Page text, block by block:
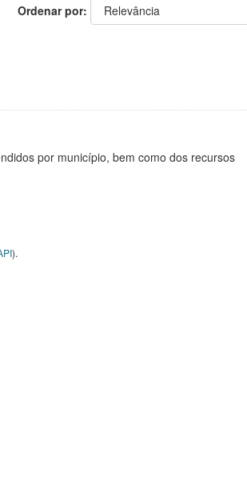
Ordenar por
por município, bem como dos recursos
).